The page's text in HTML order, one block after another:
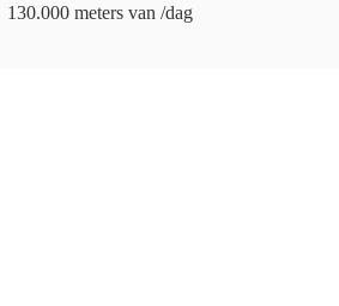
130.000 meters van /dag